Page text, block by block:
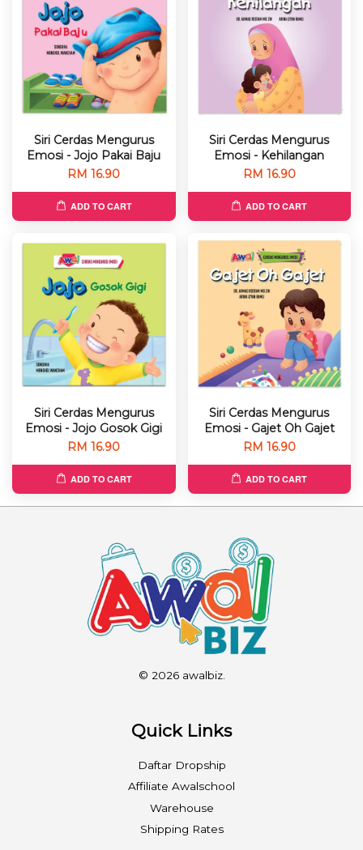
Siri Cerdas Mengurus
Emosi - Jojo Pakai Baju
RM 16.90
ADD TO CART
Siri Cerdas Mengurus
Emosi - Kehilangan
RM 16.90
ADD TO CART
Siri Cerdas Mengurus
Emosi - Jojo Gosok Gigi
RM 16.90
ADD TO CART
Siri Cerdas Mengurus
Emosi - Gajet Oh Gajet
RM 16.90
ADD TO CART
© 2026 awalbiz.
Quick Links
Daftar Dropship
Affiliate Awalschool
Warehouse
Shipping Rates